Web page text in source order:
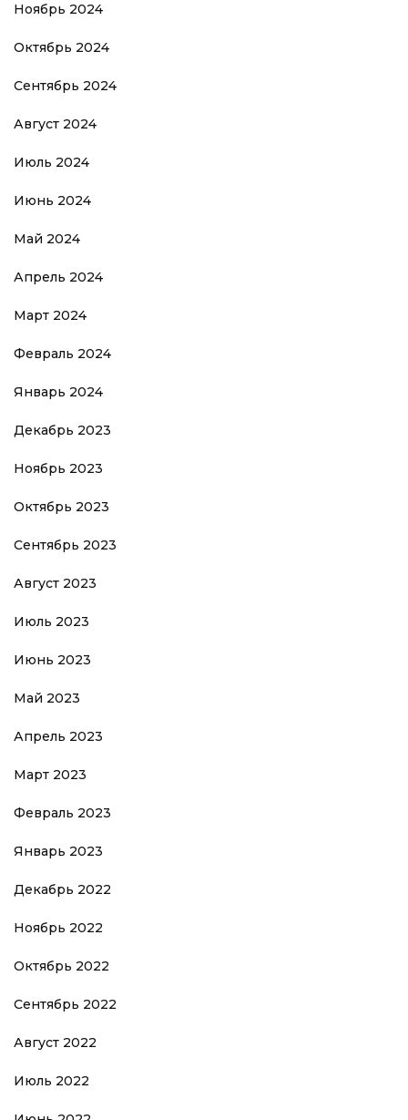
Ноябрь 2024
Октябрь 2024
Сентябрь 2024
Август 2024
Июль 2024
Июнь 2024
Май 2024
Апрель 2024
Март 2024
Февраль 2024
Январь 2024
Декабрь 2023
Ноябрь 2023
Октябрь 2023
Сентябрь 2023
Август 2023
Июль 2023
Июнь 2023
Май 2023
Апрель 2023
Март 2023
Февраль 2023
Январь 2023
Декабрь 2022
Ноябрь 2022
Октябрь 2022
Сентябрь 2022
Август 2022
Июль 2022